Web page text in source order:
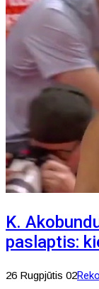
K.
paslaptis:
26 Rugpjūtis 02